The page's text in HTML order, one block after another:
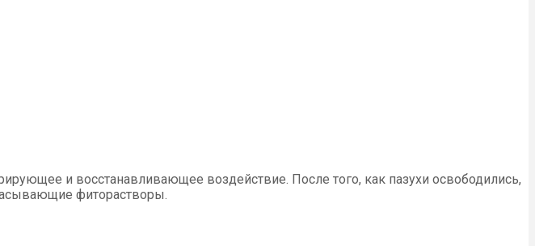
и восстанавливающее воздействие. После того, как пазухи освободились,
фиторастворы.